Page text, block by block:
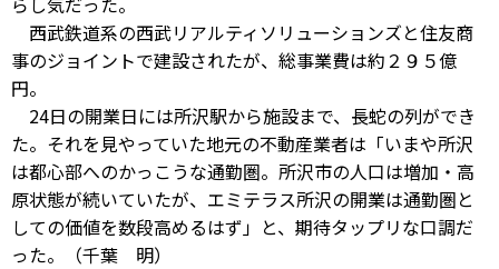
西武鉄道系の西武リアルティソリューションズと住友商
事のジョイントで建設されたが、総事業費は約２９５億
円。
24日の開業日には所沢駅から施設まで、長蛇の列ができ
た。それを見やっていた地元の不動産業者は「いまや所沢
は都心部へのかっこうな通勤圏。所沢市の人口は増加・高
原状態が続いていたが、エミテラス所沢の開業は通勤圏と
しての価値を数段高めるはず」と、期待タップリな口調だ
った。（千葉 明）